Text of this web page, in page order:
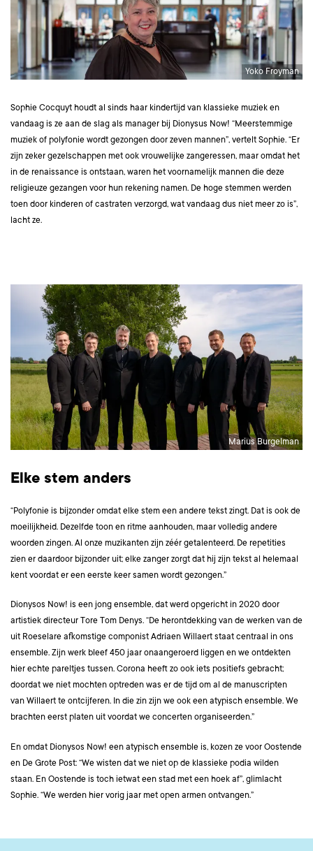
Yoko Froyman
Sophie Cocquyt houdt al sinds haar kindertijd van klassieke muziek en
vandaag is ze aan de slag als manager bij Dionysus Now! “Meerstemmige
muziek of polyfonie wordt gezongen door zeven mannen”, vertelt Sophie. “Er
zijn zeker gezelschappen met ook vrouwelijke zangeressen, maar omdat het
in de renaissance is ontstaan, waren het voornamelijk mannen die deze
religieuze gezangen voor hun rekening namen. De hoge stemmen werden
toen door kinderen of castraten verzorgd, wat vandaag dus niet meer zo is”,
lacht ze.
Marius Burgelman
Elke stem anders
“Polyfonie is bijzonder omdat elke stem een andere tekst zingt. Dat is ook de
moeilijkheid. Dezelfde toon en ritme aanhouden, maar volledig andere
woorden zingen. Al onze muzikanten zijn zéér getalenteerd. De repetities
zien er daardoor bijzonder uit; elke zanger zorgt dat hij zijn tekst al helemaal
kent voordat er een eerste keer samen wordt gezongen.”
Dionysos Now! is een jong ensemble, dat werd opgericht in 2020 door
artistiek directeur Tore Tom Denys. “De herontdekking van de werken van de
uit Roeselare afkomstige componist Adriaen Willaert staat centraal in ons
ensemble. Zijn werk bleef 450 jaar onaangeroerd liggen en we ontdekten
hier echte pareltjes tussen. Corona heeft zo ook iets positiefs gebracht;
doordat we niet mochten optreden was er de tijd om al de manuscripten
van Willaert te ontcijferen. In die zin zijn we ook een atypisch ensemble. We
brachten eerst platen uit voordat we concerten organiseerden.”
En omdat Dionysos Now! een atypisch ensemble is, kozen ze voor Oostende
en De Grote Post: “We wisten dat we niet op de klassieke podia wilden
staan. En Oostende is toch ietwat een stad met een hoek af”, glimlacht
Sophie. “We werden hier vorig jaar met open armen ontvangen.”